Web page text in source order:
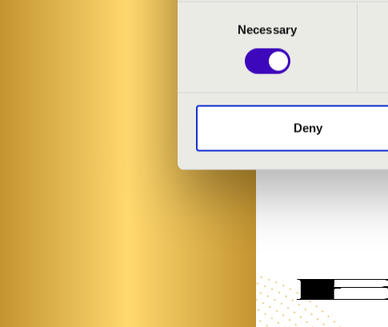
Necessary
Deny
MŰSOR:
Bach: Air
John Williams: